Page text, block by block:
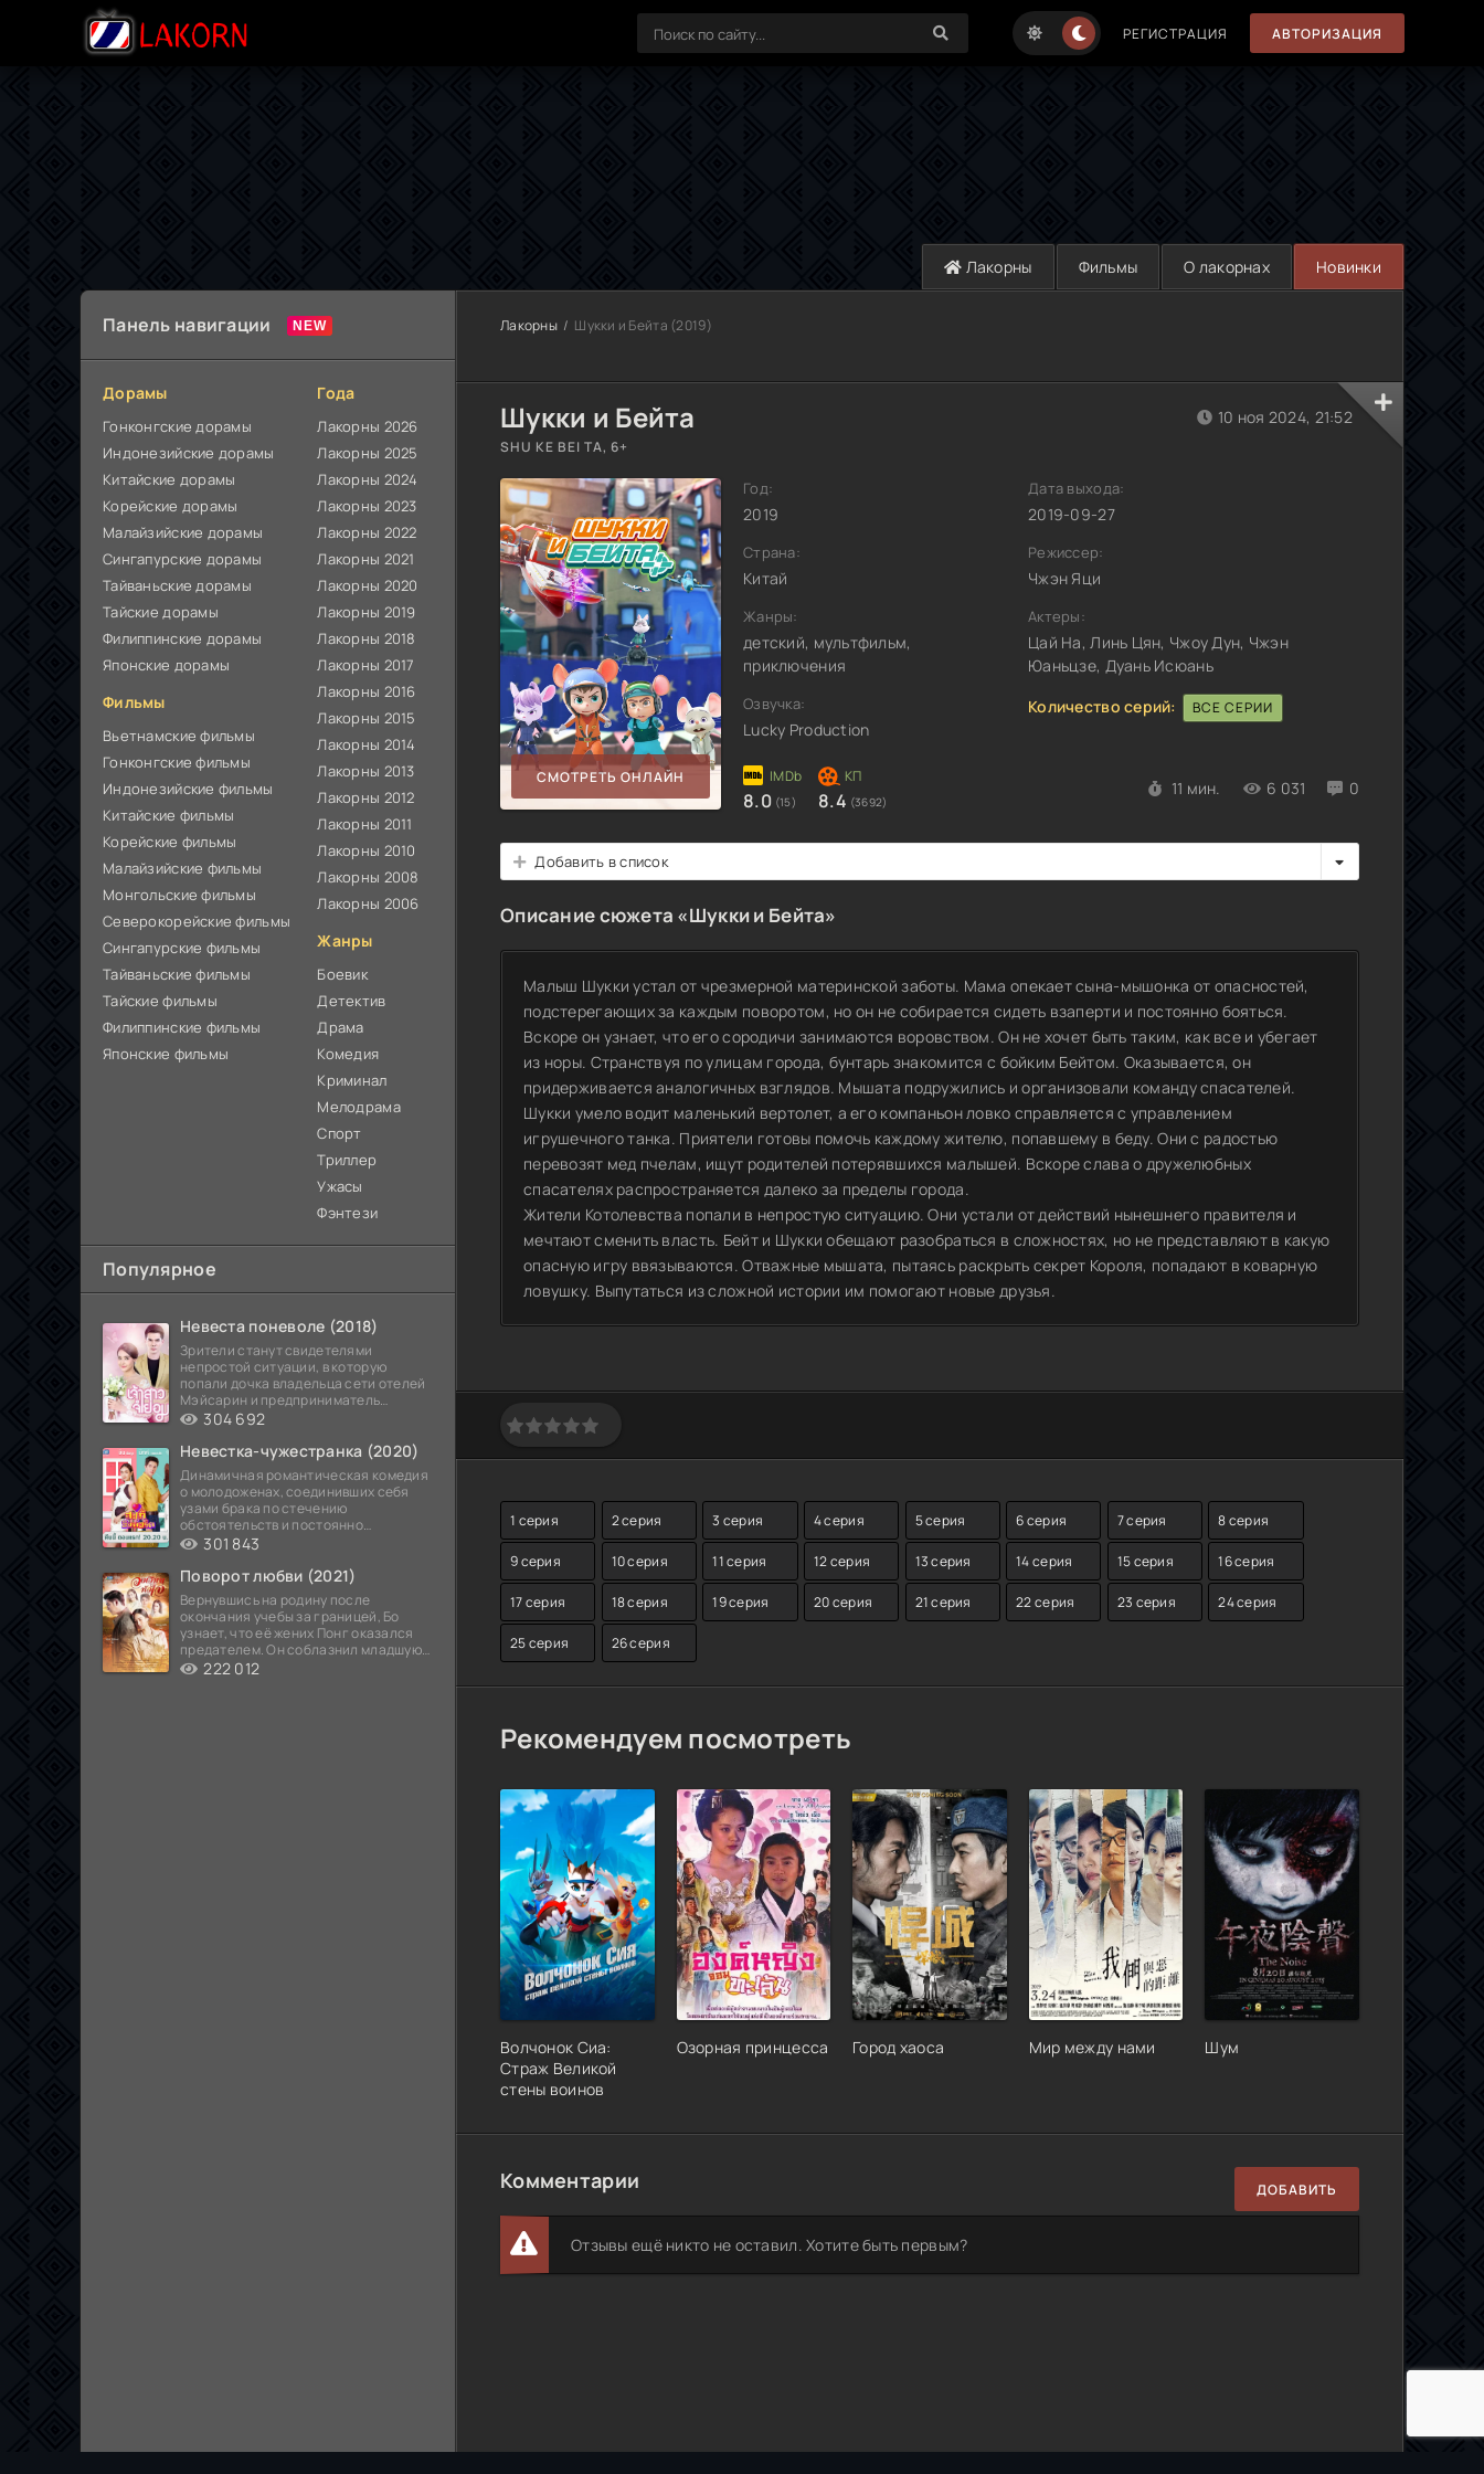
РЕГИСТРАЦИЯ АВТОРИЗАЦИЯ
Лакорны Фильмы О лакорнах Новинки
Панель навигации
Дорамы
Гонконгские дорамы
Индонезийские дорамы
Китайские дорамы
Корейские дорамы
Малайзийские дорамы
Сингапурские дорамы
Тайваньские дорамы
Тайские дорамы
Филиппинские дорамы
Японские дорамы
Фильмы
Вьетнамские фильмы
Гонконгские фильмы
Индонезийские фильмы
Китайские фильмы
Корейские фильмы
Малайзийские фильмы
Монгольские фильмы
Северокорейские фильмы
Сингапурские фильмы
Тайваньские фильмы
Тайские фильмы
Филиппинские фильмы
Японские фильмы
Года
Лакорны 2026
Лакорны 2025
Лакорны 2024
Лакорны 2023
Лакорны 2022
Лакорны 2021
Лакорны 2020
Лакорны 2019
Лакорны 2018
Лакорны 2017
Лакорны 2016
Лакорны 2015
Лакорны 2014
Лакорны 2013
Лакорны 2012
Лакорны 2011
Лакорны 2010
Лакорны 2008
Лакорны 2006
Жанры
Боевик
Детектив
Драма
Комедия
Криминал
Мелодрама
Спорт
Триллер
Ужасы
Фэнтези
Популярное
Невеста поневоле (2018)
Зрители станут свидетелями
непростой ситуации, в которую
попали дочка владельца сети отелей
Мэйсарин и предприниматель
Кетдэн. Обоих главных героев
304 692
Невестка-чужестранка (2020)
Динамичная романтическая комедия
о молодоженах, соединивших себя
узами брака по стечению
обстоятельств и постоянно
попадающих в курьезные ситуации...
301 843
Поворот любви (2021)
Вернувшись на родину после
окончания учебы за границей, Бо
узнает, что её жених Понг оказался
предателем. Он соблазнил младшую
сестру хозяина
222 012
Лакорны Шукки и Бейта (2019)
Шукки и Бейта
SHU KE BEI TA, 6+
СМОТРЕТЬ ОНЛАЙН
Год:
2019
Страна:
Китай
Жанры:
детский, мультфильм,
приключения
Озвучка:
Lucky Production
8.0 (15) 8.4 (3692)
11 мин. 6 031 0
10 ноя 2024, 21:52
Дата выхода:
2019-09-27
Режиссер:
Чжэн Яци
Актеры:
Цай На, Линь Цян, Чжоу Дун, Чжэн
Юаньцзе, Дуань Исюань
Количество серий:
ВСЕ СЕРИИ
Добавить в список
Описание сюжета «Шукки и Бейта»
Малыш Шукки устал от чрезмерной материнской заботы. Мама опекает сына-мышонка от опасностей,
подстерегающих за каждым поворотом, но он не собирается сидеть взаперти и постоянно бояться.
Вскоре он узнает, что его сородичи занимаются воровством. Он не хочет быть таким, как все и убегает
из норы. Странствуя по улицам города, бунтарь знакомится с бойким Бейтом. Оказывается, он
придерживается аналогичных взглядов. Мышата подружились и организовали команду спасателей.
Шукки умело водит маленький вертолет, а его компаньон ловко справляется с управлением
игрушечного танка. Приятели готовы помочь каждому жителю, попавшему в беду. Они с радостью
перевозят мед пчелам, ищут родителей потерявшихся малышей. Вскоре слава о дружелюбных
спасателях распространяется далеко за пределы города.
Жители Котолевства попали в непростую ситуацию. Они устали от действий нынешнего правителя и
мечтают сменить власть. Бейт и Шукки обещают разобраться в сложностях, но не представляют в какую
опасную игру ввязываются. Отважные мышата, пытаясь раскрыть секрет Короля, попадают в коварную
ловушку. Выпутаться из сложной истории им помогают новые друзья.
1 серия 2 серия 3 серия 4 серия 5 серия 6 серия 7 серия 8 серия
9 серия 10 серия 11 серия 12 серия 13 серия 14 серия 15 серия 16 серия
17 серия 18 серия 19 серия 20 серия 21 серия 22 серия 23 серия 24 серия
25 серия 26 серия
Рекомендуем посмотреть
Волчонок Сиа:
Страж Великой
стены воинов
Озорная принцесса Город хаоса Мир между нами Шум
Комментарии ДОБАВИТЬ
Отзывы ещё никто не оставил. Хотите быть первым?